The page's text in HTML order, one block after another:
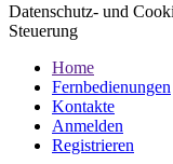
Datenschutz- und
Steuerung
Home
Fernbedienungen
Kontakte
Anmelden
Registrieren